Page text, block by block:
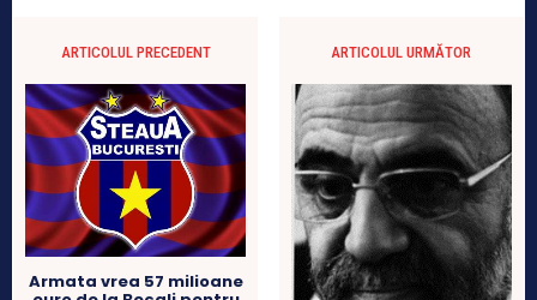
ARTICOLUL PRECEDENT
Armata vrea 57 milioane
ARTICOLUL URMĂTOR